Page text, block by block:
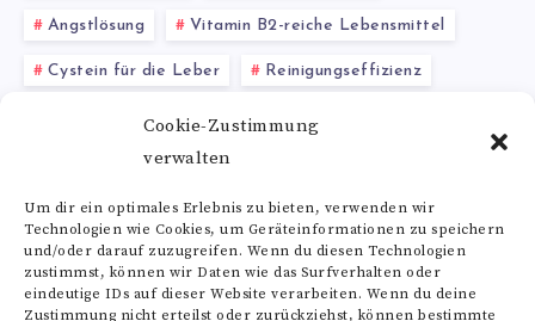
Cookie-Zustimmung
verwalten
Um dir ein optimales Erlebnis zu bieten, verwenden wir
Technologien wie Cookies, um Geräteinformationen zu speichern
und/oder darauf zuzugreifen. Wenn du diesen Technologien
zustimmst, können wir Daten wie das Surfverhalten oder
eindeutige IDs auf dieser Website verarbeiten. Wenn du deine
Zustimmung nicht erteilst oder zurückziehst, können bestimmte
Angstlösung Vitamin B2-reiche Lebensmittel
Cystein für die Leber Reinigungseffizienz
ADHS
Gewichtsverlust Kalziumsupplemente
Alle Schlagwörter